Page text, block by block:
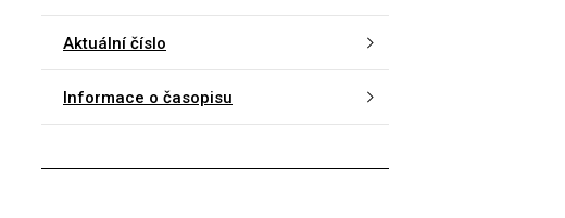
Aktuální číslo
Informace o časopisu